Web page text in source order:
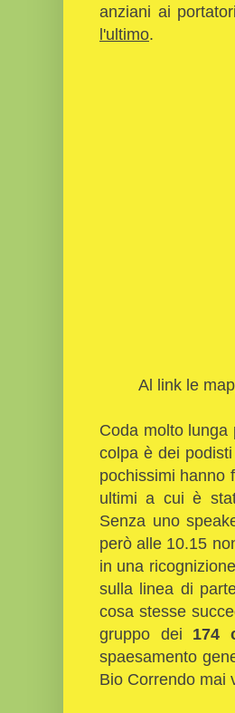
anziani ai
l'ultimo.
Al link le
Coda molto
colpa è dei
pochissimi hanno
ultimi a cui è
Senza uno
però alle 10.15
in una
sulla linea di
cosa stesse
gruppo dei 174
spaesamento
Bio Correndo mai